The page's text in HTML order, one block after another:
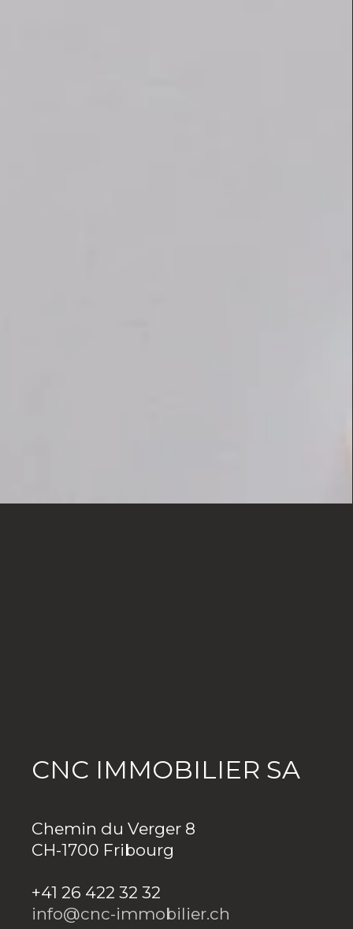
CNC IMMOBILIER SA
Chemin du Verger 8
CH-1700 Fribourg
+41 26 422 32 32
info@cnc-immobilier.ch